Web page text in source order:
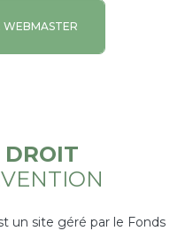
DROIT
un site géré par le Fonds